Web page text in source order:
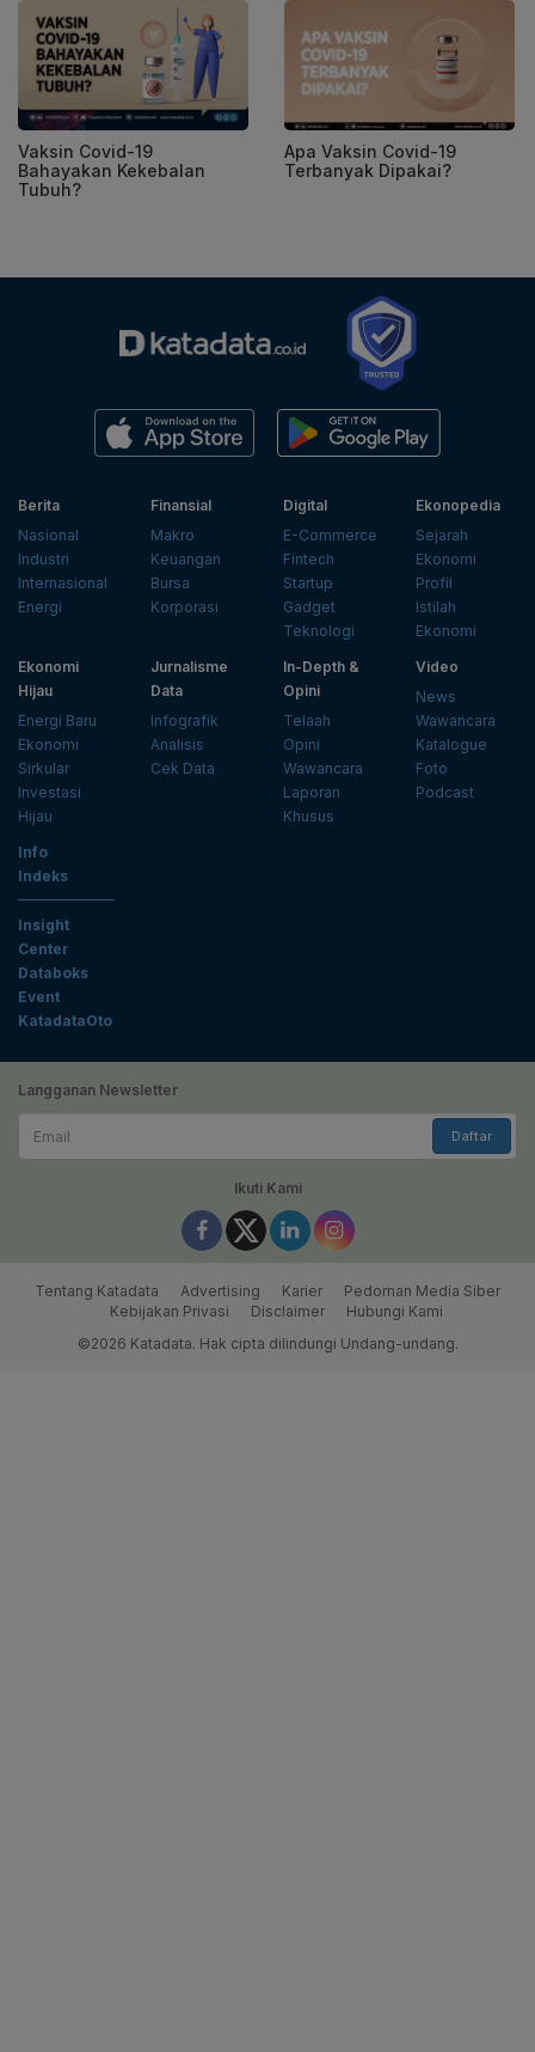
Vaksin Covid-19
Bahayakan Kekebalan
Tubuh?
Apa Vaksin Covid-19
Terbanyak Dipakai?
Berita
Nasional
Industri
Internasional
Energi
Finansial
Makro
Keuangan
Bursa
Korporasi
Digital
E-Commerce
Fintech
Startup
Gadget
Teknologi
Ekonopedia
Sejarah
Ekonomi
Profil
Istilah
Ekonomi
Ekonomi
Hijau
Energi Baru
Ekonomi
Sirkular
Investasi
Hijau
Jurnalisme
Data
Infografik
Analisis
Cek Data
In-Depth &
Opini
Telaah
Opini
Wawancara
Laporan
Khusus
Video
News
Wawancara
Katalogue
Foto
Podcast
Info
Indeks
Insight
Center
Databoks
Event
KatadataOto
Langganan Newsletter
Daftar
Ikuti Kami
Tentang Katadata Advertising Karier
Pedoman Media Siber
Kebijakan Privasi
Disclaimer
Hubungi Kami
©2026 Katadata. Hak cipta dilindungi Undang-undang.